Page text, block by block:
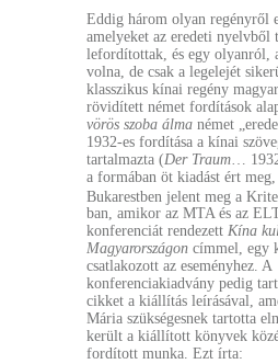
Eddig három olyan regényről
amelyeket az eredeti nyelvből
lefordítottak, és egy olyanról,
volna, de csak a legelejét
klasszikus kínai regény
rövidített német fordítások
vörös szoba álma német
1932-es fordítása a kínai
tartalmazta (Der Traum …
a formában öt kiadást ért
Bukarestben jelent meg a
ban, amikor az MTA és az
konferenciát rendezett Kína
Magyarországon címmel, egy
csatlakozott az eseményhez. A
konferenciakiadvány pedig
cikket a kiállítás leírásával,
Mária szükségesnek tartotta
került a kiállított könyvek
fordított munka. Ezt írta: